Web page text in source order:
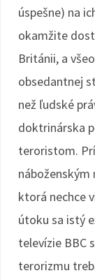
úspešne) na
okamžite
Británii, a
obsedantnej
než ľudské
doktrinárska
teroristom.
ktorá nechce
útoku sa istý
televízie BBC
terorizmu